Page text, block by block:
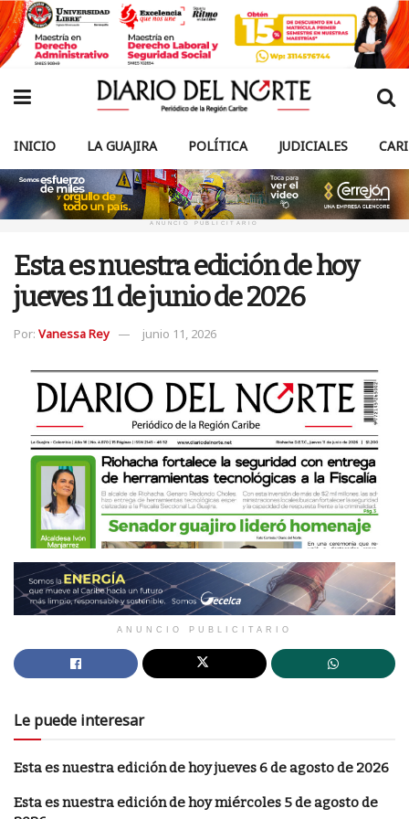
INICIO LA GUAJIRA POLÍTICA JUDICIALES
ANUNCIO PUBLICITARIO
Esta es nuestra edición de hoy
jueves 11 de junio de 2026
Por: Vanessa Rey junio 11, 2026
ANUNCIO PUBLICITARIO
Le puede interesar
Esta es nuestra edición de hoy jueves 6 de agosto de 2026
Esta es nuestra edición de hoy miércoles 5 de agosto de